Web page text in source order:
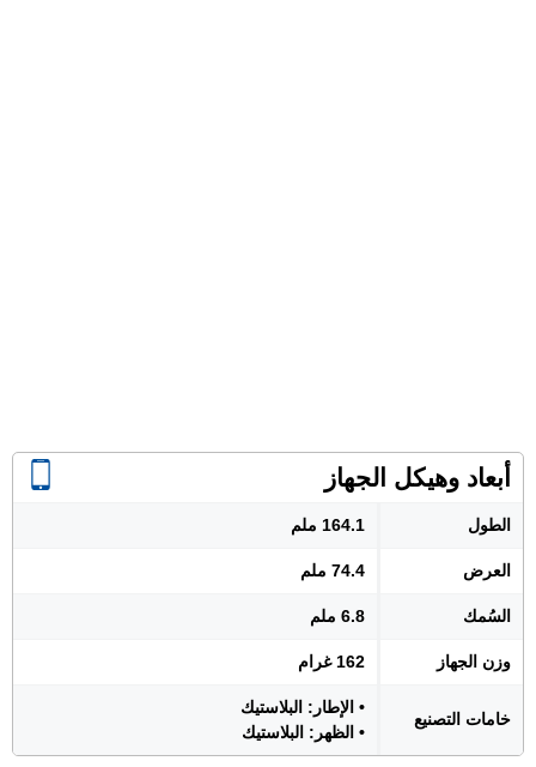
أبعاد وهيكل الجهاز
الطول 164.1 ملم
العرض 74.4 ملم
السُمك 6.8 ملم
وزن الجهاز 162 غرام
خامات التصنيع
• الإطار: البلاستيك
• الظهر: البلاستيك